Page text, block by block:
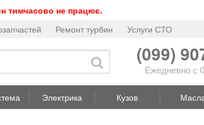
тимчасово не працює.
Ремонт турбин Услуги СТО
(099)
Ежедневно с
Электрика Кузов